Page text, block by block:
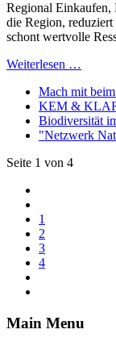
Regional Einkaufen,
die Region,
schont wertvolle
Weiterlesen …
Mach mit
KEM &
Biodiversität
"Netzwerk
Seite 1 von 4
1
2
3
4
Main Menu